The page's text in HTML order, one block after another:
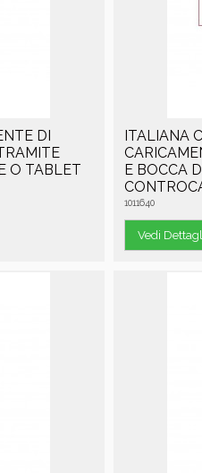
DI
O TABLET
ITALIANA
E BOCCA
1011640
Vedi